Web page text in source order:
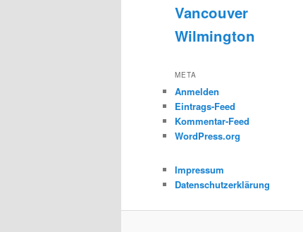
Vancouver
Wilmington
META
Anmelden
Eintrags-Feed
Kommentar-Feed
WordPress.org
Impressum
Datenschutzerklärung